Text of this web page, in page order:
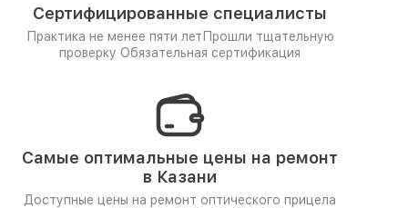
Сертифицированные специалисты
Практика не менее пяти лет Прошли тщательную
проверку Обязательная сертификация
Самые оптимальные цены на ремонт
в Казани
Доступные цены на ремонт оптического прицела